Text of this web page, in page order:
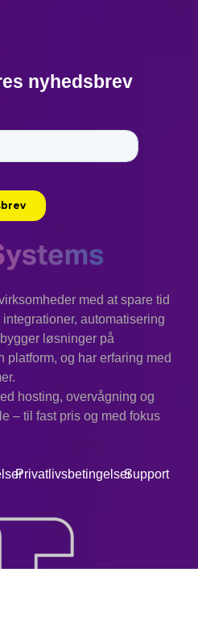
nyhedsbrev
med at spare tid
automatisering
løsninger på
platform, og har erfaring med
hosting, overvågning og
– til fast pris og med fokus
PrivatlivsbetingelserSupport